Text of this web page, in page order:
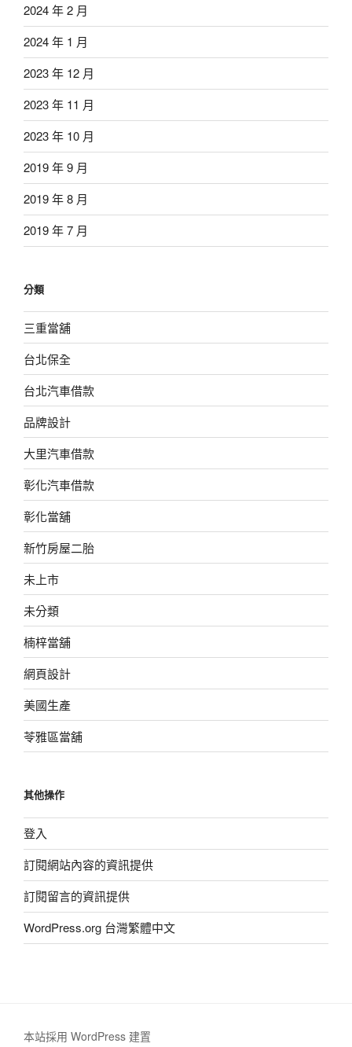
2024 年 2 月
2024 年 1 月
2023 年 12 月
2023 年 11 月
2023 年 10 月
2019 年 9 月
2019 年 8 月
2019 年 7 月
分類
三重當舖
台北保全
台北汽車借款
品牌設計
大里汽車借款
彰化汽車借款
彰化當舖
新竹房屋二胎
未上市
未分類
楠梓當舖
網頁設計
美國生產
苓雅區當舖
其他操作
登入
訂閱網站內容的資訊提供
訂閱留言的資訊提供
WordPress.org 台灣繁體中文
本站採用 WordPress 建置